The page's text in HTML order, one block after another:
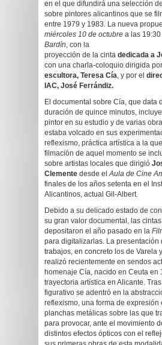
en el que difundirá una selección
sobre pintores alicantinos que se
entre 1979 y 1983. La nueva
miércoles 10 de octubre a las
Bardín, con la
proyección de la cinta dedicada a
con una charla-coloquio dirigida
escultora, Teresa Cía, y por el
IAC, José Ferrándiz.
El documental sobre Cía, que data
duración de quince minutos,
pintor en su estudio y de varias
estaba volcado en sus
reflexismo, práctica artística a la
filmación de aquel momento se
sobre artistas locales que dirigió
Clemente desde elAula de Cine
finales de los años setenta en el
Alicantinos, actual Gil-Albert.
Debido a su delicado estado de
su gran valor documental, las
depositaron el año pasado en la
para digitalizarlas. La presentación
trabajos, en concreto los de Varela
realizó recientemente en sendos
homenaje Cía, nacido en Ceuta en
trayectoria artística en Alicante.
figurativo se adentró en la
reflexismo, una forma de expresión
planchas metálicas sobre las que
para provocar, ante el movimiento
distintos efectos ópticos con el